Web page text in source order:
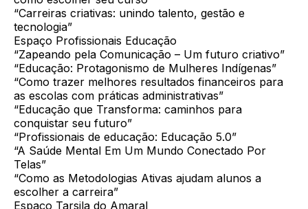
“Carreiras criativas: unindo talento, gestão e
tecnologia”
Espaço Profissionais Educação
“Zapeando pela Comunicação – Um futuro criativo”
“Educação: Protagonismo de Mulheres Indígenas”
“Como trazer melhores resultados financeiros para
as escolas com práticas administrativas”
“Educação que Transforma: caminhos para
conquistar seu futuro”
“Profissionais de educação: Educação 5.0”
“A Saúde Mental Em Um Mundo Conectado Por
Telas”
“Como as Metodologias Ativas ajudam alunos a
escolher a carreira”
Espaço Tarsila do Amaral